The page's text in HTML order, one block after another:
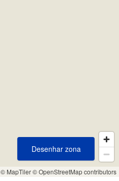
© MapTiler© OpenStreetMap contributors
Desenhar zona
Desenhar zona